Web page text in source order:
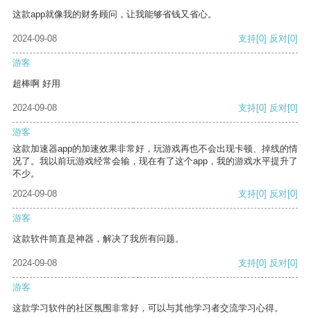
这款app就像我的财务顾问，让我能够省钱又省心。
2024-09-08 支持[0] 反对[0]
游客
超棒啊 好用
2024-09-08 支持[0] 反对[0]
游客
这款加速器app的加速效果非常好，玩游戏再也不会出现卡顿、掉线的情
况了。我以前玩游戏经常会输，现在有了这个app，我的游戏水平提升了
不少。
2024-09-08
支持[0] 反对[0]
游客
这款软件简直是神器，解决了我所有问题。
2024-09-08 支持[0] 反对[0]
游客
这款学习软件的社区氛围非常好，可以与其他学习者交流学习心得。